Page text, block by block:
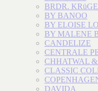
BRDR.
BY BANOO
BY ELOISE
BY MALENE
CANDELIZE
CENTRALE
CHHATWAL &
CLASSIC
DAVIDA